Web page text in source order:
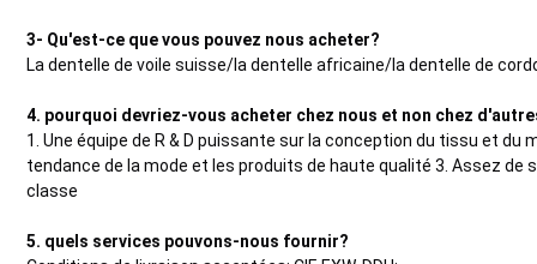
3- Qu'est-ce que vous pouvez nous acheter?
La dentelle de voile suisse/la dentelle africaine/la dentelle de
4. pourquoi devriez-vous acheter chez nous et non chez
1. Une équipe de R & D puissante sur la conception du tissu et
tendance de la mode et les produits de haute qualité 3. Assez de
classe
5. quels services pouvons-nous fournir?